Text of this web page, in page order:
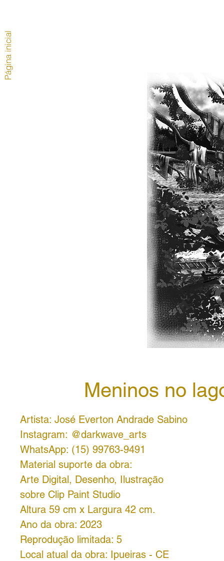
Meninos no
Artista: José Everton Andrade Sabino
Instagram: @darkwave_arts
WhatsApp: (15) 99763-9491
Material suporte da obra:
Arte Digital, Desenho, Ilustração
sobre Clip Paint Studio
Altura 59 cm x Largura 42 cm.
Ano da obra: 2023
Reprodução limitada: 5
Local atual da obra: Ipueiras - CE
Página inicial